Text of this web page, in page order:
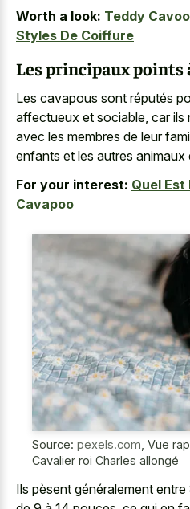
Worth a look: Teddy
Styles De Coiffure
Les principaux points
Les cavapous sont réputés
affectueux et sociable, car ils
avec les membres de leur
enfants et les autres animaux
For your interest: Quel Est
Cavapoo
Source: pexels.com, Vue
Cavalier roi Charles allongé
Ils pèsent généralement